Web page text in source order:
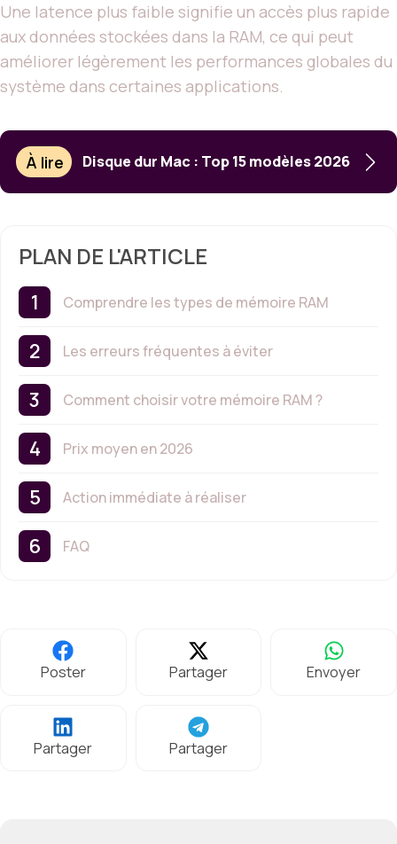
Une latence plus faible signifie un accès plus rapide
aux données stockées dans la RAM, ce qui peut
améliorer légèrement les performances globales du
système dans certaines applications.
À lire Disque dur Mac : Top 15 modèles 2026
PLAN DE L'ARTICLE
Comprendre les types de mémoire RAM
Les erreurs fréquentes à éviter
Comment choisir votre mémoire RAM ?
Prix moyen en 2026
Action immédiate à réaliser
FAQ
Poster Partager Envoyer
Partager Partager